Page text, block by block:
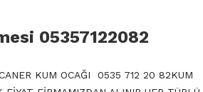
05357122082
KUM OCAĞI 0535 712 20 82KUM